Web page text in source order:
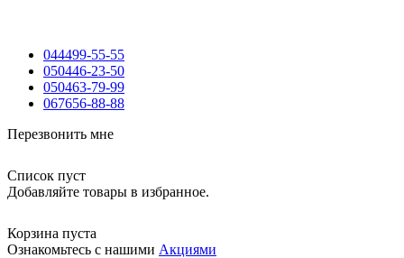
044499-55-55
050446-23-50
050463-79-99
067656-88-88
Перезвонить мне
Список пуст
Добавляйте товары в избранное.
Корзина пуста
Ознакомьтесь с нашими Акциями